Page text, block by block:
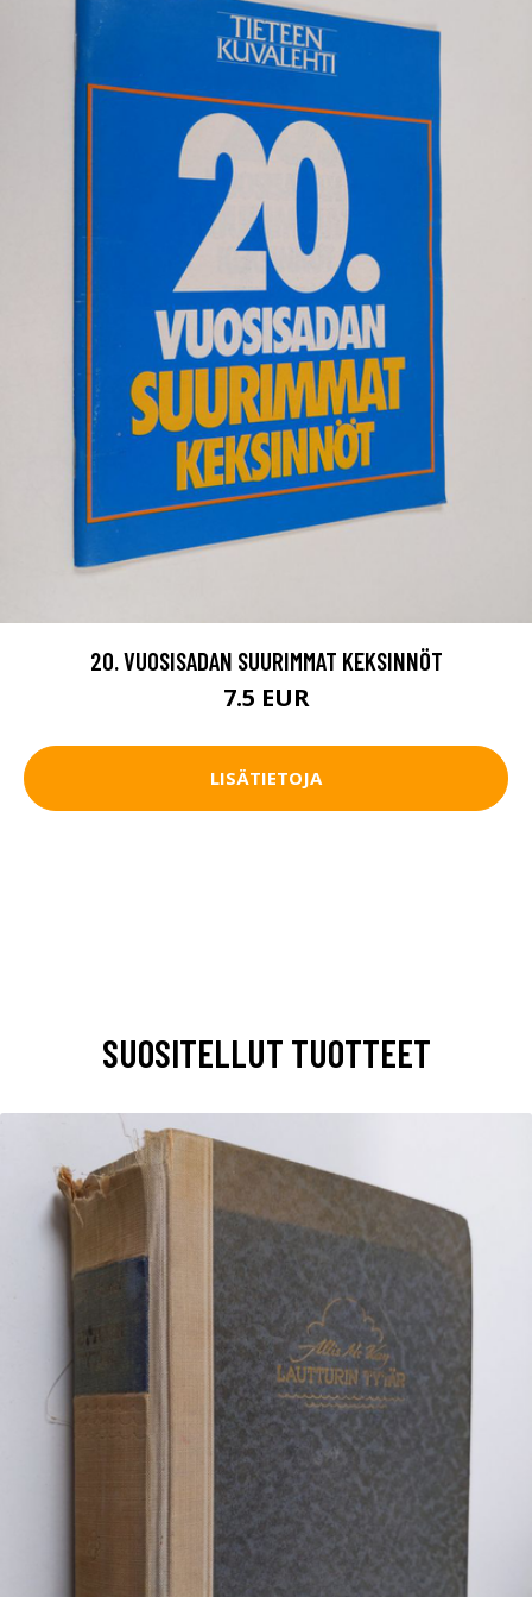
20. VUOSISADAN SUURIMMAT KEKSINNÖT
7.5 EUR
LISÄTIETOJA
SUOSITELLUT TUOTTEET